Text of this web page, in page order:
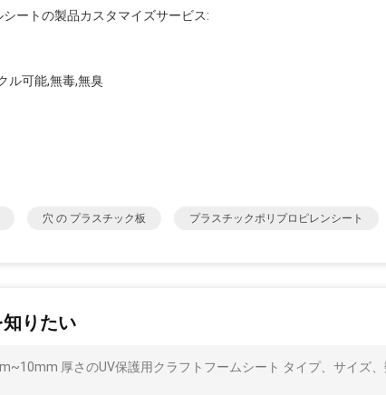
ートの製品カスタマイズサービス:
ル可能,無毒,無臭
穴 の プラスチック板 プラスチックポリプロピレンシート
りたい
厚さのUV保護用クラフトフームシート タイプ、サイズ